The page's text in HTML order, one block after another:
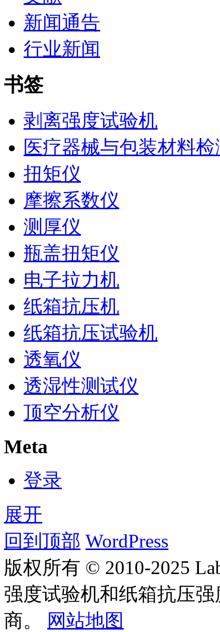
新闻通告
行业新闻
书签
剥离强度试验机
医疗器械与包装材料检
扭矩仪
摩擦系数仪
测厚仪
瓶盖扭矩仪
电子拉力机
纸箱抗压机
纸箱抗压试验机
透氧仪
透湿性测试仪
顶空分析仪
Meta
登录
展开
回到顶部 WordPress
版权所有 © 2010-2025
强度试验机和纸箱抗压
商。
网站地图